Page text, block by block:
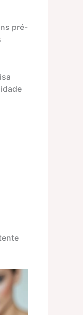
pré-